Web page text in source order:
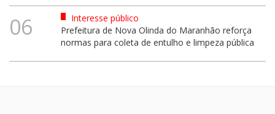
06
Interesse público
Prefeitura de Nova Olinda do Maranhão reforça
normas para coleta de entulho e limpeza pública